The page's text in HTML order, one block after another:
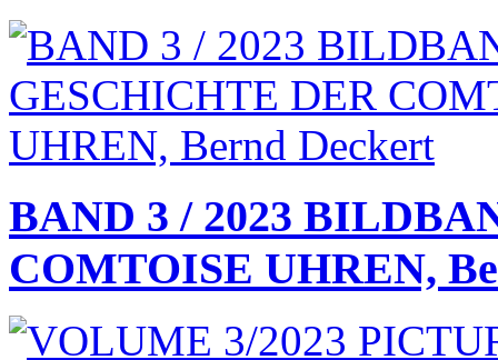
BAND 3 / 2023
COMTOISE UHREN,